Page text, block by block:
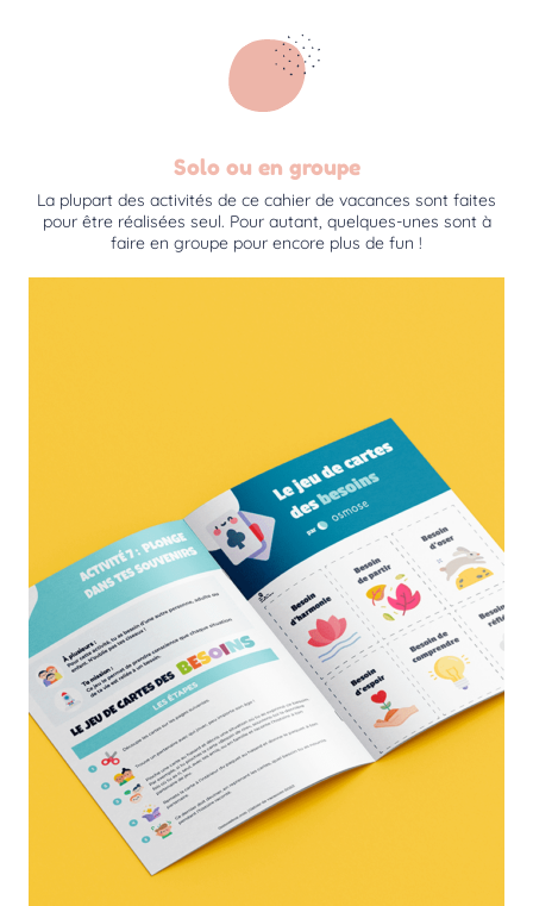
Solo ou en groupe
La plupart des activités de ce cahier de vacances sont faites
pour être réalisées seul. Pour autant, quelques-unes sont à
faire en groupe pour encore plus de fun !